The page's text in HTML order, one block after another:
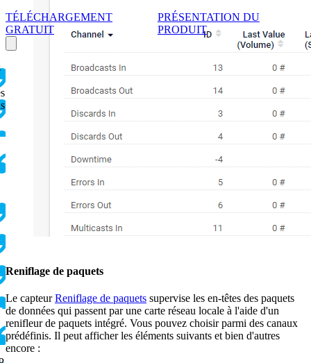
Reniflage de paquets
Le capteurReniflage de paquets supervise les en-têtes des paquets
de données qui passent par une carte réseau locale à l'aide d'un
renifleur de paquets intégré. Vous pouvez choisir parmi des canaux
prédéfinis. Il peut afficher les éléments suivants et bien d'autres
encore :
TÉLÉCHARGEMENT
GRATUIT
PRÉSENTATION DU
PRODUIT